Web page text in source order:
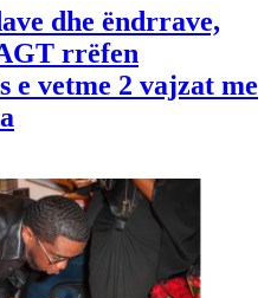
dhe ëndrrave,
rrëfen
e vetme 2 vajzat me